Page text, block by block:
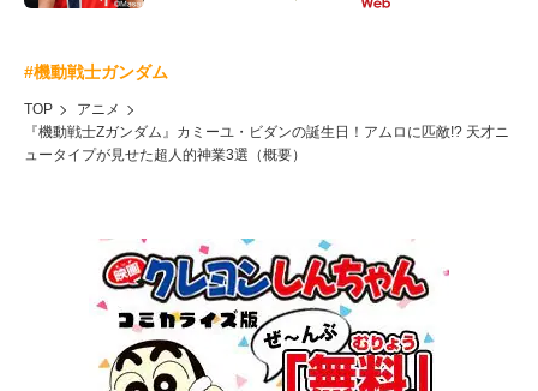
#機動戦士ガンダム
TOP
アニメ
『機動戦士Zガンダム』カミーユ・ビダンの誕生日！アムロに匹敵!? 天才ニ
ュータイプが見せた超人的神業3選（概要）